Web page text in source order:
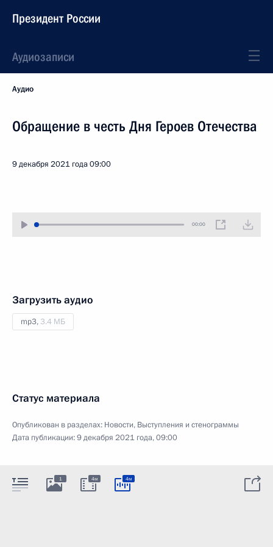
Президент России
Аудиозаписи
Аудио
Обращение в честь Дня Героев Отечества
9 декабря 2021 года09:00
00:00
Загрузить аудио
mp3, 3.4 МБ
Статус материала
Опубликован в разделах: Новости, Выступления и стенограммы
Дата публикации:9 декабря 2021 года, 09:00
1 4м 4м